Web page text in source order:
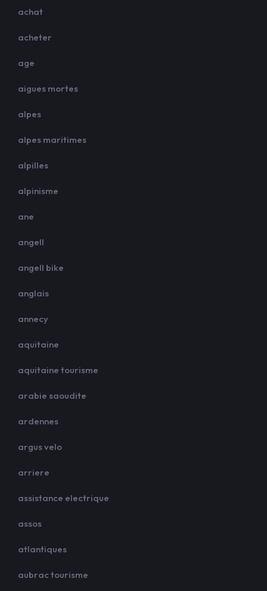
achat
acheter
age
aigues mortes
alpes
alpes maritimes
alpilles
alpinisme
ane
angell
angell bike
anglais
annecy
aquitaine
aquitaine tourisme
arabie saoudite
ardennes
argus velo
arriere
assistance electrique
assos
atlantiques
aubrac tourisme